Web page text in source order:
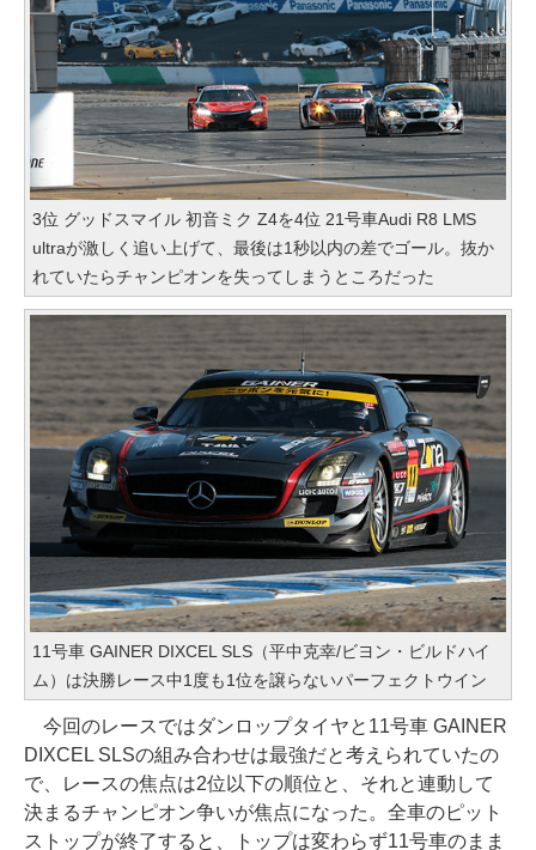
3位 グッドスマイル 初音ミク Z4を4位 21号車Audi R8 LMS
ultraが激しく追い上げて、最後は1秒以内の差でゴール。抜か
れていたらチャンピオンを失ってしまうところだった
11号車 GAINER DIXCEL SLS（平中克幸/ビヨン・ビルドハイ
ム）は決勝レース中1度も1位を譲らないパーフェクトウイン
今回のレースではダンロップタイヤと11号車 GAINER
DIXCEL SLSの組み合わせは最強だと考えられていたの
で、レースの焦点は2位以下の順位と、それと連動して
決まるチャンピオン争いが焦点になった。全車のピット
ストップが終了すると、トップは変わらず11号車のまま